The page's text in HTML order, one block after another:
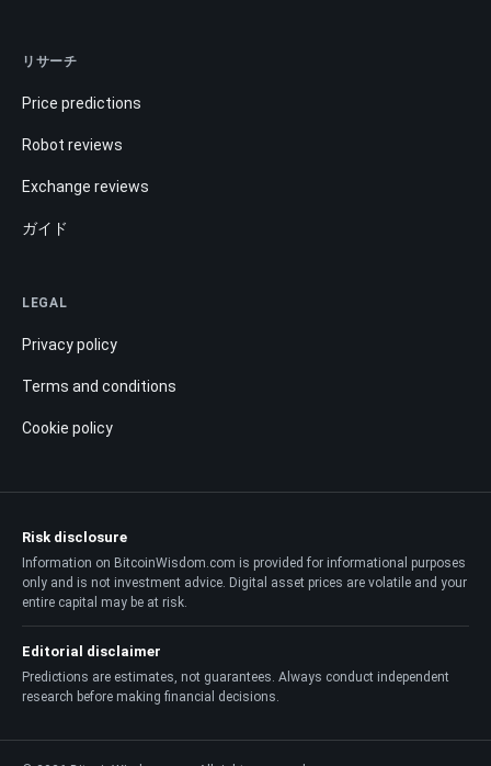
リサーチ
Price predictions
Robot reviews
Exchange reviews
ガイド
LEGAL
Privacy policy
Terms and conditions
Cookie policy
Risk disclosure
Information on BitcoinWisdom.com is provided for informational purposes
only and is not investment advice. Digital asset prices are volatile and your
entire capital may be at risk.
Editorial disclaimer
Predictions are estimates, not guarantees. Always conduct independent
research before making financial decisions.